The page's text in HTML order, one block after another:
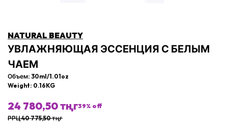
NATURAL BEAUTY
УВЛАЖНЯЮЩАЯ ЭССЕНЦИЯ С БЕЛЫМ
ЧАЕМ
Объем: 30ml/1.01oz
Weight: 0.16KG
24 780,50 тңг39% off
РРЦ 40 775,50 тңг